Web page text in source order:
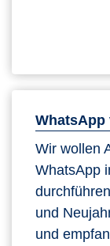
WhatsApp
Wir wollen
WhatsApp
und
und